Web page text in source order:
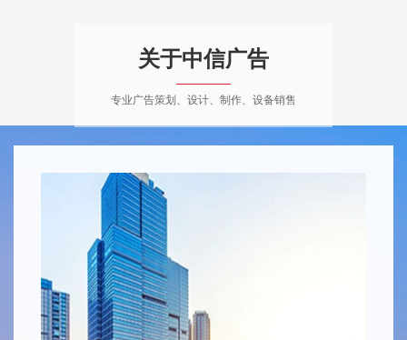
关于中信广告
专业广告策划、设计、制作、设备销售